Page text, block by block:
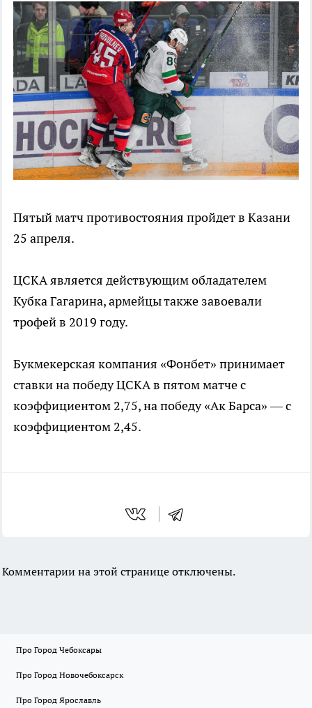
Пятый матч противостояния пройдет в Казани
25 апреля.
ЦСКА является действующим обладателем
Кубка Гагарина, армейцы также завоевали
трофей в 2019 году.
Букмекерская компания «Фонбет» принимает
ставки на победу ЦСКА в пятом матче с
коэффициентом 2,75, на победу «Ак Барса» — с
коэффициентом 2,45.
Комментарии на этой странице отключены.
Про Город Чебоксары
Про Город Новочебоксарск
Про Город Ярославль